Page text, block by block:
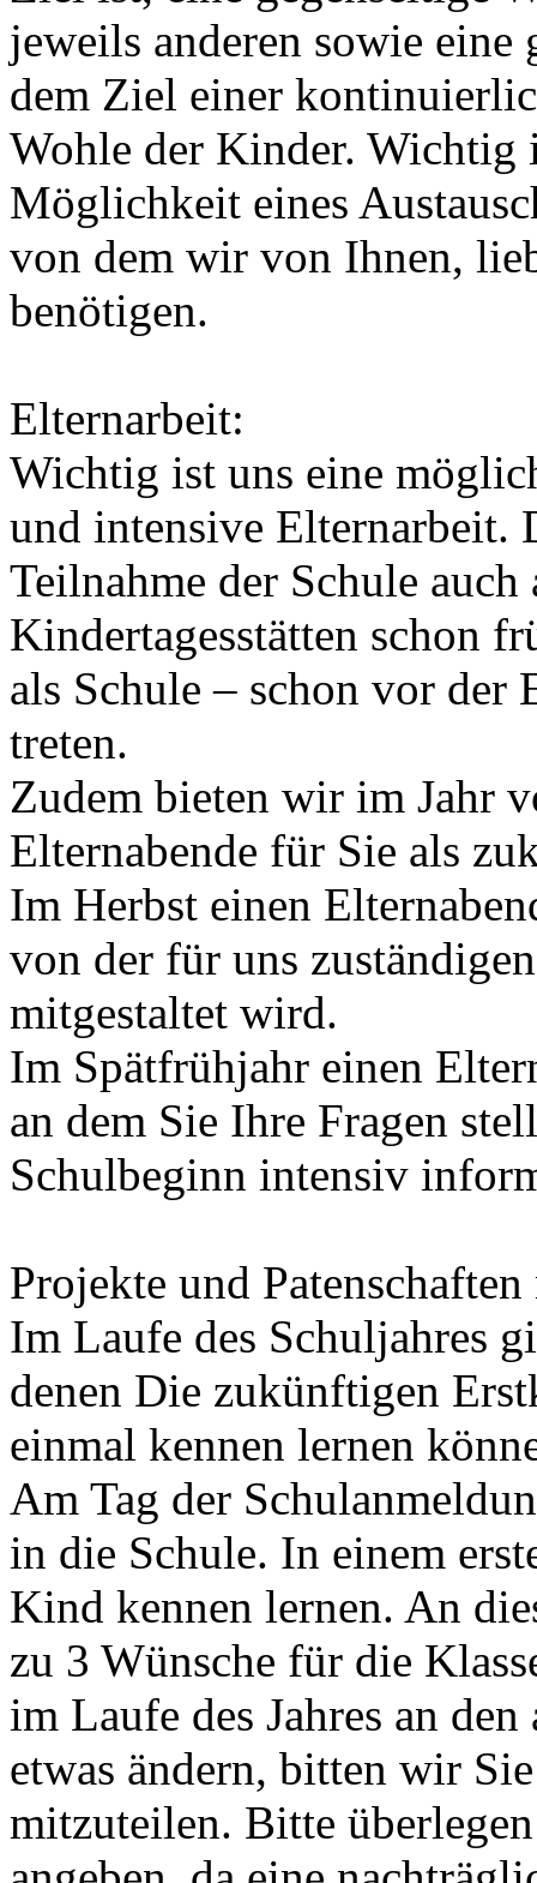
jeweils anderen sowie
dem Ziel einer
Wohle der Kinder. Wichtig
Möglichkeit eines
von dem wir von Ihnen,
benötigen.
Elternarbeit:
Wichtig ist uns eine
und intensive Elternarbeit.
Teilnahme der Schule
Kindertagesstätten schon
als Schule – schon vor
treten.
Zudem bieten wir im Jahr
Elternabende für Sie als
Im Herbst einen
von der für uns
mitgestaltet wird.
Im Spätfrühjahr einen
an dem Sie Ihre Fragen
Schulbeginn intensiv
Projekte und
Im Laufe des Schuljahres
denen Die zukünftigen
einmal kennen lernen
Am Tag der
in die Schule. In einem
Kind kennen lernen. An
zu 3 Wünsche für die
im Laufe des Jahres an
etwas ändern, bitten wir
mitzuteilen. Bitte